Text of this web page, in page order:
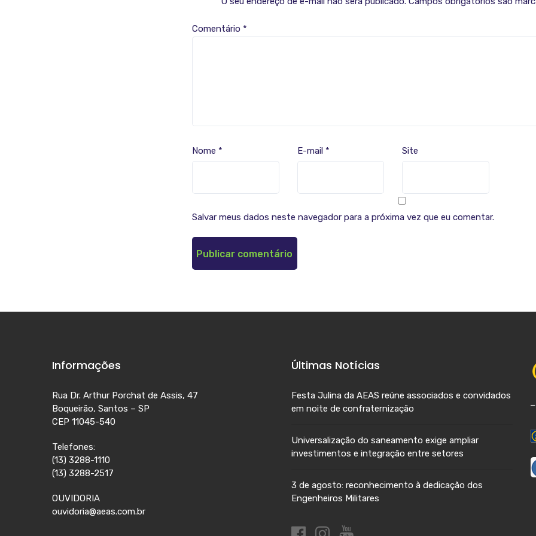
Comentário *
Nome * E-mail * Site
Salvar meus dados neste navegador para a próxima vez que eu comentar.
Informações
Rua Dr. Arthur Porchat de Assis, 47
Boqueirão, Santos – SP
CEP 11045-540
Telefones:
(13) 3288-1110
(13) 3288-2517
OUVIDORIA
ouvidoria@aeas.com.br
Últimas Notícias
Festa Julina da AEAS reúne associados e convidados
em noite de confraternização
Universalização do saneamento exige ampliar
investimentos e integração entre setores
3 de agosto: reconhecimento à dedicação dos
Engenheiros Militares